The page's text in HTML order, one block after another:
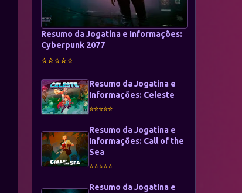
Resumo da Jogatina e Informações:
Cyberpunk 2077
⭐⭐⭐⭐⭐
Resumo da Jogatina e
Informações: Celeste
⭐⭐⭐⭐⭐
Resumo da Jogatina e
Informações: Call of the
Sea
⭐⭐⭐⭐⭐
Resumo da Jogatina e